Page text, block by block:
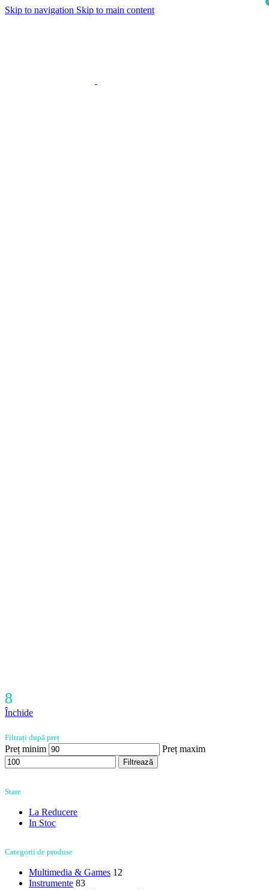
Skip to navigation Skip to main content
8
Închide
Filtrați după preț
Preț minim Preț maxim
Filtrează
Stare
La Reducere
In Stoc
Categorii de produse
Multimedia & Games 12
Instrumente 83